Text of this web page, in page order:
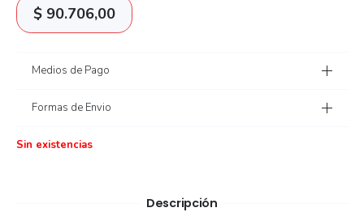
$90.706,00
Medios de Pago
Formas de Envio
Sin existencias
Descripción